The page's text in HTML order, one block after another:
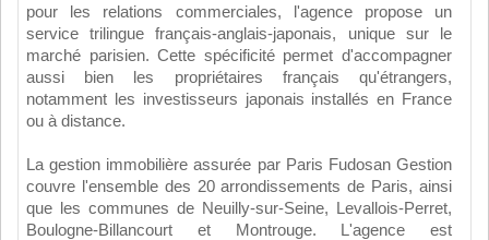
pour les relations commerciales, l'agence propose un
service trilingue français-anglais-japonais, unique sur le
marché parisien. Cette spécificité permet d'accompagner
aussi bien les propriétaires français qu'étrangers,
notamment les investisseurs japonais installés en France
ou à distance.
La gestion immobilière assurée par Paris Fudosan Gestion
couvre l'ensemble des 20 arrondissements de Paris, ainsi
que les communes de Neuilly-sur-Seine, Levallois-Perret,
Boulogne-Billancourt et Montrouge. L'agence est